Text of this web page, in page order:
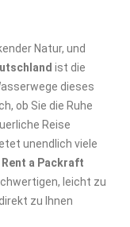
Natur, und
ist die
dieses
ob Sie die Ruhe
Reise
unendlich viele
Rent a Packraft
leicht zu
zu Ihnen